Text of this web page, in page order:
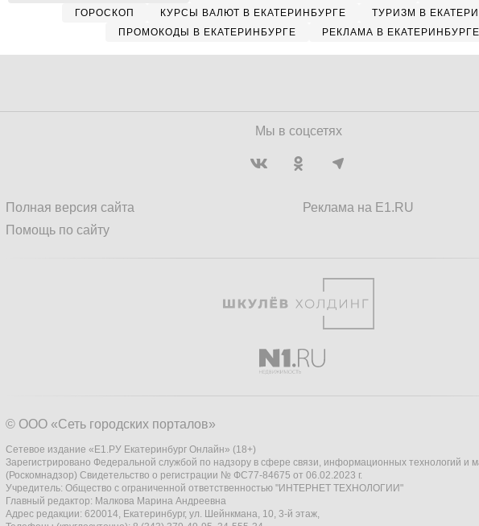
ГОРОСКОП
КУРСЫ ВАЛЮТ В ЕКАТЕРИНБУРГЕ
ТУРИЗМ В
ПРОМОКОДЫ В ЕКАТЕРИНБУРГЕ
РЕКЛАМА В ЕКАТЕРИНБУРГЕ
Мы в соцсетях
Полная версия сайта
Помощь по сайту
Реклама на E1.RU
© ООО «Сеть городских порталов»
Сетевое издание «Е1.РУ Екатеринбург Онлайн» (18+)
Зарегистрировано Федеральной службой по надзору в сфере связи, информационных технологий и
(Роскомнадзор) Свидетельство о регистрации № ФС77-84675 от 06.02.2023 г.
Учредитель: Общество с ограниченной ответственностью "ИНТЕРНЕТ ТЕХНОЛОГИИ"
Главный редактор: Малкова Марина Андреевна
Адрес редакции: 620014, Екатеринбург, ул. Шейнкмана, 10, 3-й этаж,